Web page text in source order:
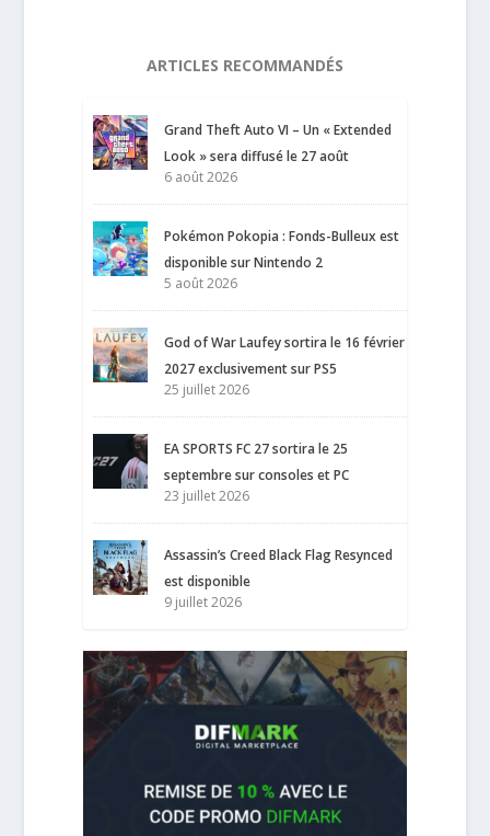
ARTICLES RECOMMANDÉS
Grand Theft Auto VI – Un « Extended
Look » sera diffusé le 27 août
6 août 2026
Pokémon Pokopia : Fonds-Bulleux est
disponible sur Nintendo 2
5 août 2026
God of War Laufey sortira le 16 février
2027 exclusivement sur PS5
25 juillet 2026
EA SPORTS FC 27 sortira le 25
septembre sur consoles et PC
23 juillet 2026
Assassin’s Creed Black Flag Resynced
est disponible
9 juillet 2026